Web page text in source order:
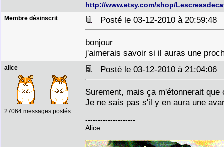
http://www.etsy.com/shop/
Membre désinscrit Posté le 03-12-2010 à 20:59:48
bonjour
j'aimerais savoir si il auras une
alice
27064 messages postés
Posté le 03-12-2010 à 21:04:06
Surement, mais ça m'étonnerait
Je ne sais pas s'il y en aura une
--------------------
Alice